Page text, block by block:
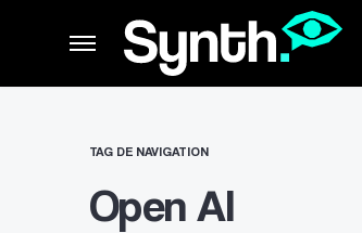
TAG DE NAVIGATION
Open AI